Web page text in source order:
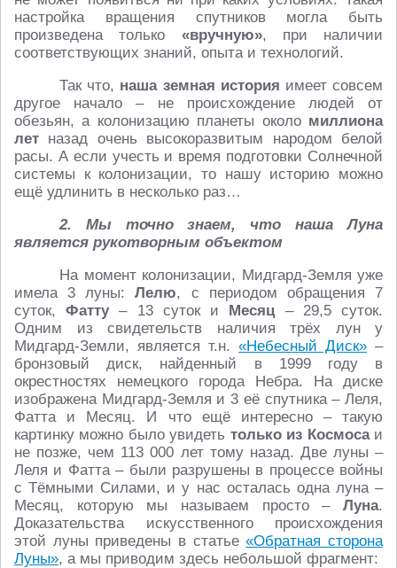
настройка вращения спутников могла быть
произведена только «вручную», при наличии
соответствующих знаний, опыта и технологий.
Так что, наша земная история имеет совсем
другое начало – не происхождение людей от
обезьян, а колонизацию планеты около миллиона
лет назад очень высокоразвитым народом белой
расы. А если учесть и время подготовки Солнечной
системы к колонизации, то нашу историю можно
ещё удлинить в несколько раз…
2. Мы точно знаем, что наша Луна
является рукотворным объектом
На момент колонизации, Мидгард-Земля уже
имела 3 луны:Лелю, с периодом обращения 7
суток,Фатту– 13 суток и Месяц– 29,5 суток.
Одним из свидетельств наличия трёх лун у
Мидгард-Земли, является т.н. «Небесный Диск» –
бронзовый диск, найденный в 1999 году в
окрестностях немецкого города Небра. На диске
изображена Мидгард-Земля и 3 её спутника – Леля,
Фатта и Месяц. И что ещё интересно – такую
картинку можно было увидеть только из Космосаи
не позже, чем 113 000 лет тому назад. Две луны –
Леля и Фатта – были разрушены в процессе войны
с Тёмными Силами, и у нас осталась одна луна –
Месяц, которую мы называем просто – Луна.
Доказательства искусственного происхождения
этой луны приведены в статье«Обратная сторона
Луны», а мы приводим здесь небольшой фрагмент: